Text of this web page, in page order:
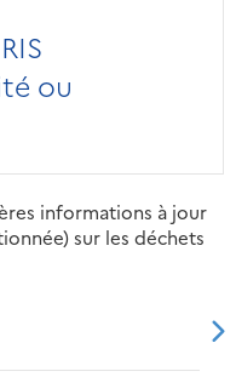
ou
informations à jour
sur les déchets